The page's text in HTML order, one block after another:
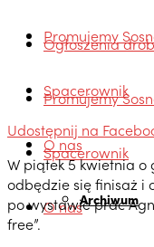
Promujemy
Spacerownik
O nas
Archiwum
Ogłoszenia
Promujemy
Spacerownik
O nas
Udostępnij na
W piątek 5 kwietnia o
odbędzie się finisaż i
po wystawie prac
free”.